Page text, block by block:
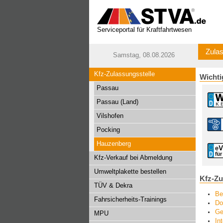
Serviceportal für Kraftfahrtwesen
Samstag, 08.08.2026
Kfz-Zulassungsstelle
Passau
Passau (Land)
Vilshofen
Pocking
Hauzenberg
Kfz-Verkauf bei Abmeldung
Umweltplakette bestellen
TÜV & Dekra
Fahrsicherheits-Trainings
MPU
Kfz-